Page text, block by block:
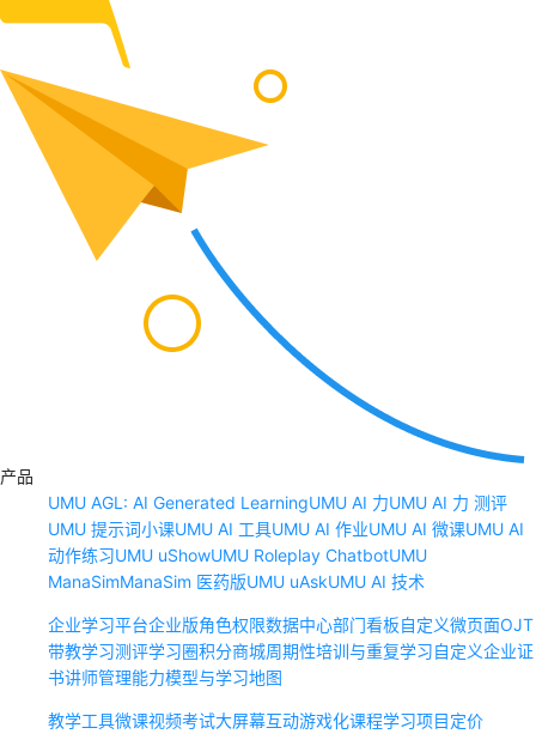
产品
UMU AGL: AI Generated LearningUMU AI 力UMU AI 力 测评
UMU 提示词小课UMU AI 工具UMU AI 作业UMU AI 微课UMU AI
动作练习UMU uShowUMU Roleplay ChatbotUMU
ManaSimManaSim 医药版UMU uAskUMU AI 技术
企业学习平台企业版角色权限数据中心部门看板自定义微页面OJT
带教学习测评学习圈积分商城周期性培训与重复学习自定义企业证
书讲师管理能力模型与学习地图
教学工具微课视频考试大屏幕互动游戏化课程学习项目定价